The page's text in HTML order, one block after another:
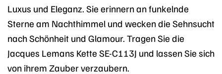
Luxus und Eleganz. Sie erinnern an funkelnde
Sterne am Nachthimmel und wecken die Sehnsucht
nach Schönheit und Glamour. Tragen Sie die
Jacques Lemans Kette SE-C113J und lassen Sie sich
von ihrem Zauber verzaubern.